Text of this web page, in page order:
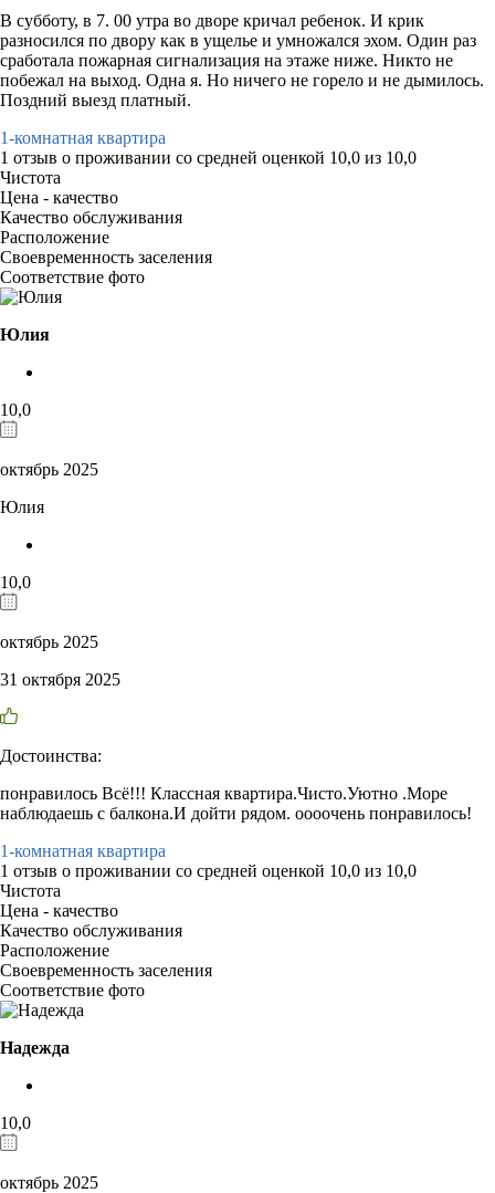
В субботу, в 7. 00 утра во дворе кричал ребенок. И крик
разносился по двору как в ущелье и умножался эхом. Один раз
сработала пожарная сигнализация на этаже ниже. Никто не
побежал на выход. Одна я. Но ничего не горело и не дымилось.
Поздний выезд платный.
1-комнатная квартира
1 отзыв о проживании со средней оценкой 10,0 из 10,0
Чистота
Цена - качество
Качество обслуживания
Расположение
Своевременность заселения
Соответствие фото
Юлия
10,0
октябрь 2025
Юлия
10,0
октябрь 2025
31 октября 2025
Достоинства:
понравилось Всё!!! Классная квартира.Чисто.Уютно .Море
наблюдаешь с балкона.И дойти рядом. оооочень понравилось!
1-комнатная квартира
1 отзыв о проживании со средней оценкой 10,0 из 10,0
Чистота
Цена - качество
Качество обслуживания
Расположение
Своевременность заселения
Соответствие фото
Надежда
10,0
октябрь 2025